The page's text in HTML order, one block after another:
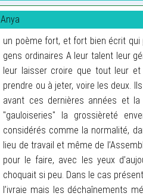
Anya
un poème fort, et fort bien écrit
gens ordinaires A leur talent leur
leur laisser croire que tout leur
prendre ou à jeter, voire les deux.
avant ces dernières années et
"gauloiseries" la grossièreté
considérés comme la normalité,
lieu de travail et même de
pour le faire, avec les yeux
choquait si peu. Dans le cas
l’ivraie mais les déchaînements